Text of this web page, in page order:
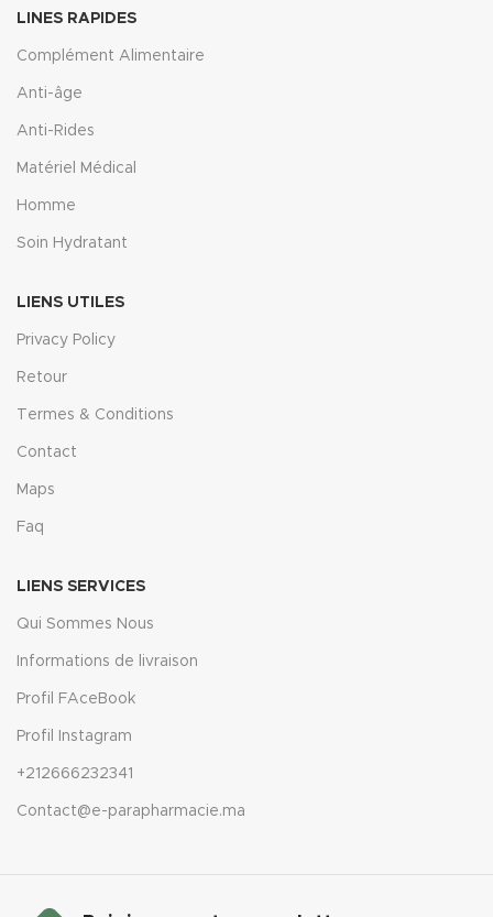
LINES RAPIDES
Complément Alimentaire
Anti-âge
Anti-Rides
Matériel Médical
Homme
Soin Hydratant
LIENS UTILES
Privacy Policy
Retour
Termes & Conditions
Contact
Maps
Faq
LIENS SERVICES
Qui Sommes Nous
Informations de livraison
Profil FAceBook
Profil Instagram
+212666232341
Contact@e-parapharmacie.ma